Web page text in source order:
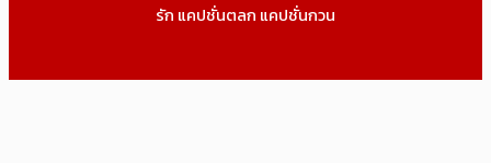
รัก แคปชั่นตลก แคปชั่นกวน